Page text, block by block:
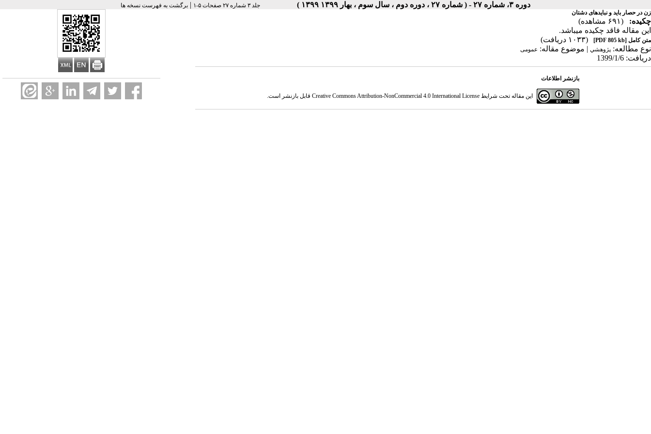
دوره ۳، شماره ۲۷ - ( شماره ۲۷ ، دوره دوم ، سال سوم ، بهار ۱۳۹۹ ۱۳۹۹ ) جلد ۳ شماره ۲۷ صفحات ۵-۱ | برگشت به فهرست نسخه ها
زن در حصار باید و نبایدهای دشتان
چکیده:
(۶۹۱ مشاهده)
این مقاله فاقد چکیده می​باشد.
متن کامل [PDF 805 kb]
(۱۰۳۳ دریافت)
نوع مطالعه: پژوهشي | موضوع مقاله: عمومى
دریافت: 1399/1/6
بازنشر اطلاعات
این مقاله تحت شرایط Creative Commons Attribution-NonCommercial 4.0 International Licenseقابل بازنشر است.